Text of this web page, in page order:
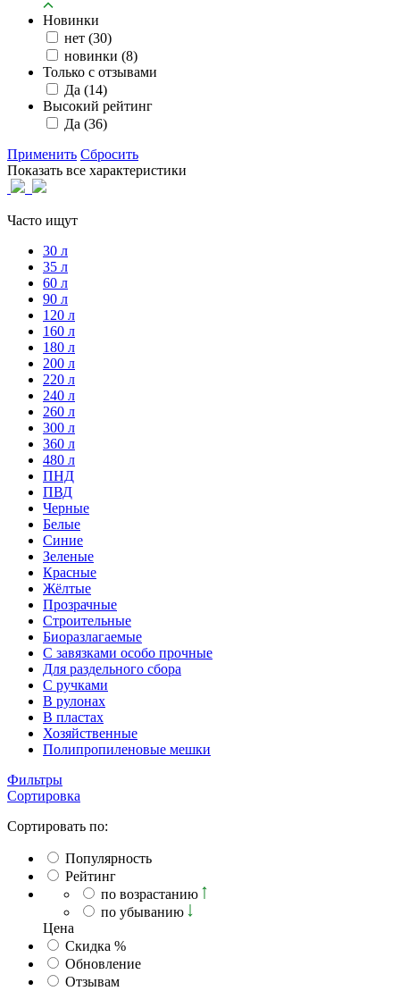
Новинки
нет (30)
новинки (8)
Только с отзывами
Да (14)
Высокий рейтинг
Да (36)
Применить Сбросить
Показать все характеристики
Часто ищут
30 л
35 л
60 л
90 л
120 л
160 л
180 л
200 л
220 л
240 л
260 л
300 л
360 л
480 л
ПНД
ПВД
Черные
Белые
Синие
Зеленые
Красные
Жёлтые
Прозрачные
Строительные
Биоразлагаемые
С завязками особо прочные
Для раздельного сбора
С ручками
В рулонах
В пластах
Хозяйственные
Полипропиленовые мешки
Фильтры
Сортировка
Сортировать по:
Популярность
Рейтинг
по возрастанию
по убыванию
Ценa
Скидка %
Обновление
Отзывам